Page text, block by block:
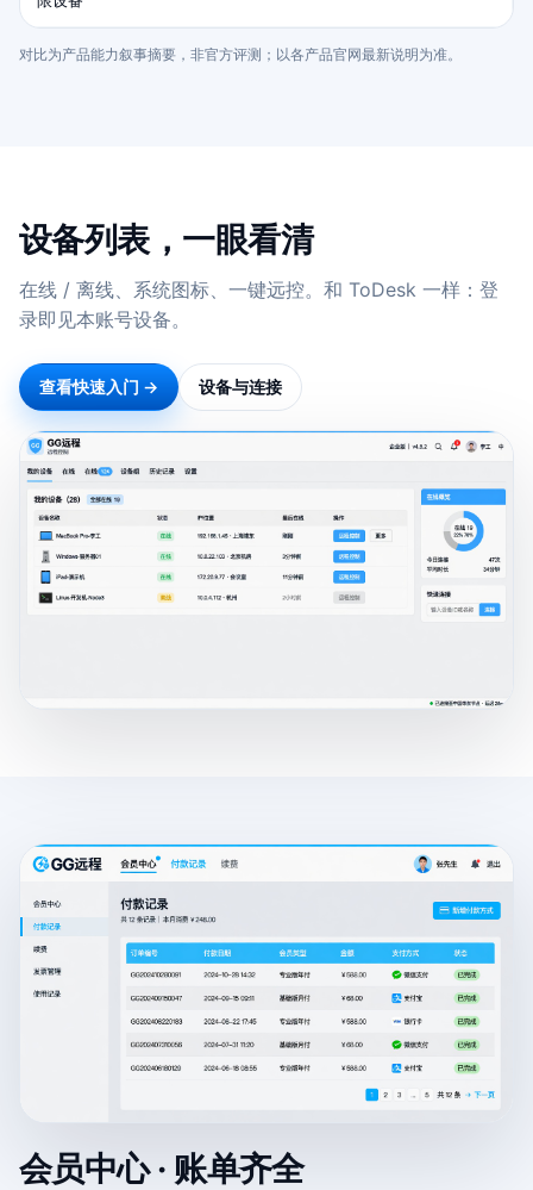
对比为产品能力叙事摘要，非官方评测；以各产品官网最新说明为准。
设备列表，一眼看清
在线 / 离线、系统图标、一键远控。和 ToDesk 一样：登
录即见本账号设备。
查看快速入门 → 设备与连接
会员中心 · 账单齐全